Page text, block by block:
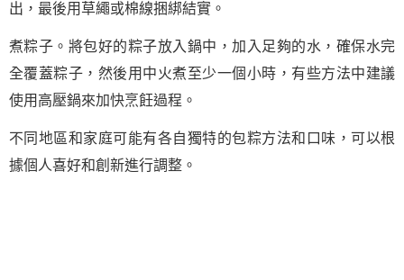
出，最後用草繩或棉線捆綁結實。
煮粽子。將包好的粽子放入鍋中，加入足夠的水，確保水完
全覆蓋粽子，然後用中火煮至少一個小時，有些方法中建議
使用高壓鍋來加快烹飪過程。
不同地區和家庭可能有各自獨特的包粽方法和口味，可以根
據個人喜好和創新進行調整。